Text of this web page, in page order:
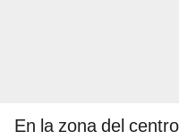
En la zona del